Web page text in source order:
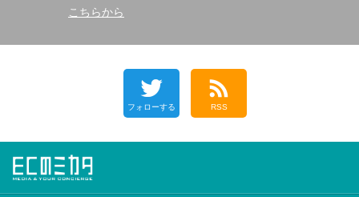
こちらから
フォローする RSS